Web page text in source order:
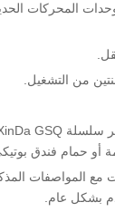
وحدات المحركات
من التشغيل.
أو حمام فندق
مع المواصفات
بشكل عام.